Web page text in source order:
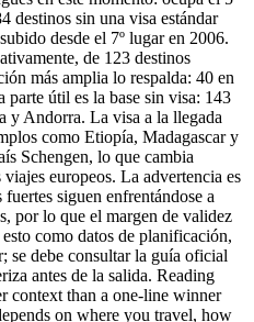
destinos sin una visa estándar
desde el 7º lugar en 2006.
de 123 destinos
más amplia lo respalda: 40 en
útil es la base sin visa: 143
y Andorra. La visa a la llegada
como Etiopía, Madagascar y
Schengen, lo que cambia
europeos. La advertencia es
siguen enfrentándose a
por lo que el margen de validez
como datos de planificación,
se debe consultar la guía oficial
antes de la salida. Reading
context than a one-line winner
on where you travel, how